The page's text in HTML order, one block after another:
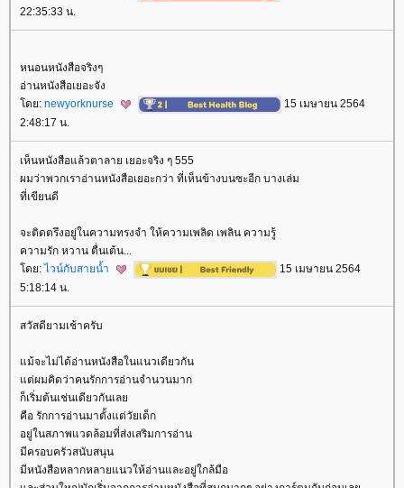
22:35:33 น.
หนอนหนังสือจริงๆ
อ่านหนังสือเยอะจัง
ดย: newyorknurse
15 เมษายน 2564
2:48:17 น.
เห็นหนังสือแล้วตาลาย เยอะจริง ๆ 555
ผมว่าพวกเราอ่านหนังสือเยอะกว่า ที่เห็นข้างบนซะอีก บางเล่ม
ที่เขียนดี
จะติดตรึงอยู่ในความทรงจำ ให้ความเพลิด เพลิน ความรู้
ความรัก หวาน ตื่นเต้น...
ดย: ไวน์กับสายน้ำ
15 เมษายน 2564
5:18:14 น.
สวัสดียามเช้าครับ
ม้จะไม่ได้อ่านหนังสือในแนวเดียวกัน
ต่ผมคิดว่าคนรักการอ่านจำนวนมาก
ก็เริ่มต้นเช่นเดียวกันเล
คือ รักการอ่านมาตั้งแต่วัยเด็ก
อยู่ในสภาพแวดล้อมที่ส่งเสริมการอ่าน
มีครอบครัวสนับสนุน
มีหนังสือหลากหลายแนวให้อ่านและอยู่ใกล้มือ